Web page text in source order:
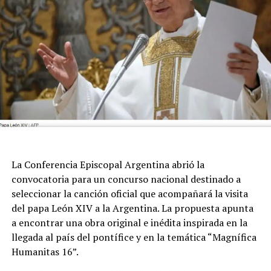
La Conferencia Episcopal Argentina abrió la
convocatoria para un concurso nacional destinado a
seleccionar la canción oficial que acompañará la visita
del papa León XIV a la Argentina. La propuesta apunta
a encontrar una obra original e inédita inspirada en la
llegada al país del pontífice y en la temática “Magnífica
Humanitas 16”.